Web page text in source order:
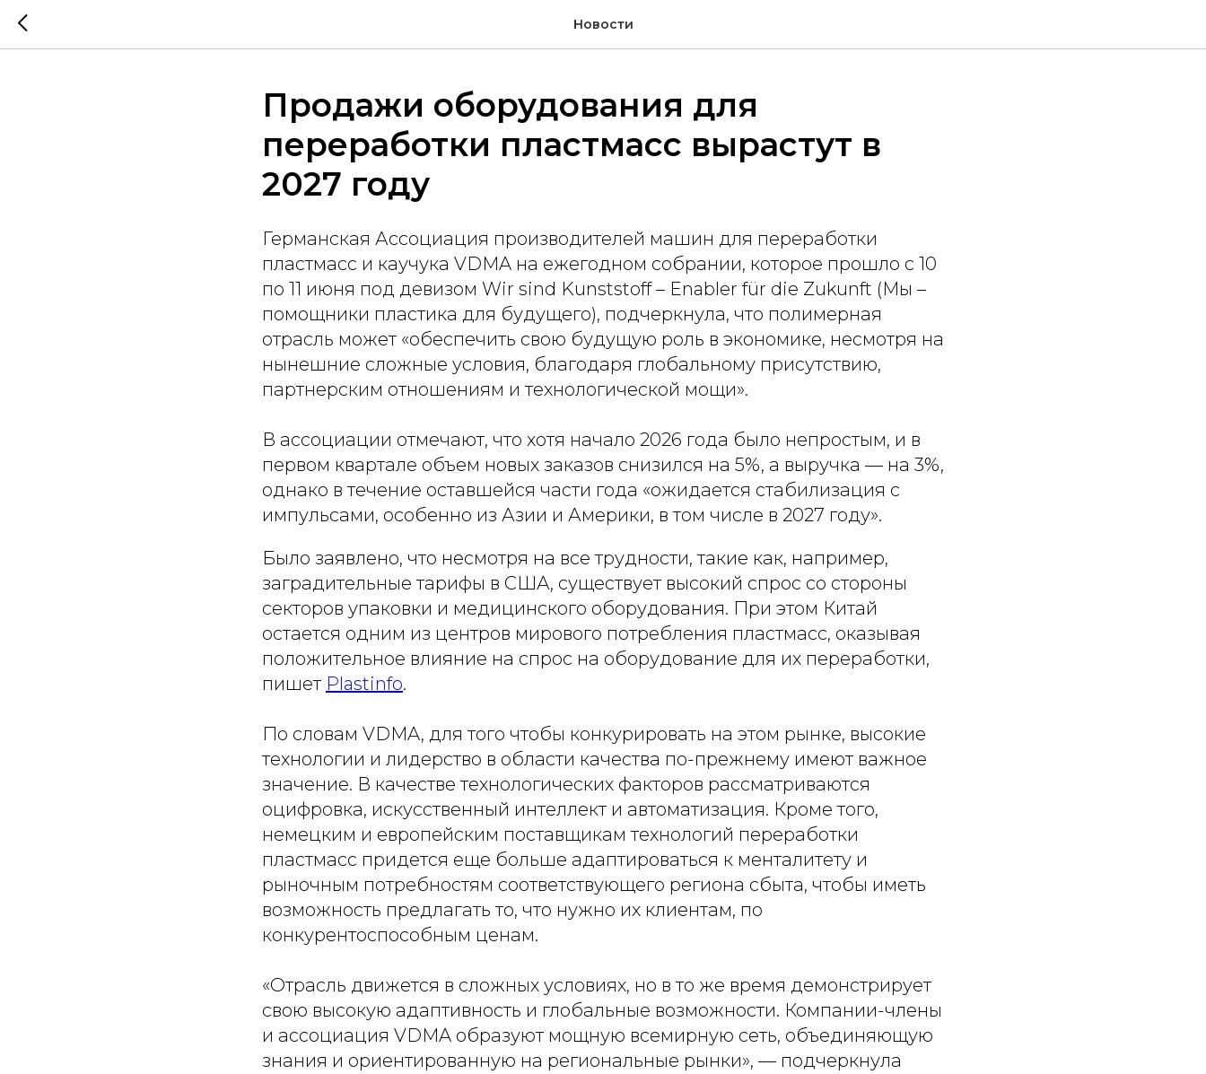
Новости
Продажи оборудования для
переработки пластмасс вырастут в
2027 году
Германская Ассоциация производителей машин для переработки
пластмасс и каучука VDMA на ежегодном собрании, которое прошло с 10
по 11 июня под девизом Wir sind Kunststoff – Enabler für die Zukunft (Мы –
помощники пластика для будущего), подчеркнула, что полимерная
отрасль может «обеспечить свою будущую роль в экономике, несмотря на
нынешние сложные условия, благодаря глобальному присутствию,
партнерским отношениям и технологической мощи».
В ассоциации отмечают, что хотя начало 2026 года было непростым, и в
первом квартале объем новых заказов снизился на 5%, а выручка — на 3%,
однако в течение оставшейся части года «ожидается стабилизация с
импульсами, особенно из Азии и Америки, в том числе в 2027 году».
Было заявлено, что несмотря на все трудности, такие как, например,
заградительные тарифы в США, существует высокий спрос со стороны
секторов упаковки и медицинского оборудования. При этом Китай
остается одним из центров мирового потребления пластмасс, оказывая
положительное влияние на спрос на оборудование для их переработки,
пишет Рlastinfo.
По словам VDMA, для того чтобы конкурировать на этом рынке, высокие
технологии и лидерство в области качества по-прежнему имеют важное
значение. В качестве технологических факторов рассматриваются
оцифровка, искусственный интеллект и автоматизация. Кроме того,
немецким и европейским поставщикам технологий переработки
пластмасс придется еще больше адаптироваться к менталитету и
рыночным потребностям соответствующего региона сбыта, чтобы иметь
возможность предлагать то, что нужно их клиентам, по
конкурентоспособным ценам.
«Отрасль движется в сложных условиях, но в то же время демонстрирует
свою высокую адаптивность и глобальные возможности. Компании-члены
и ассоциация VDMA образуют мощную всемирную сеть, объединяющую
знания и ориентированную на региональные рынки», — подчеркнула